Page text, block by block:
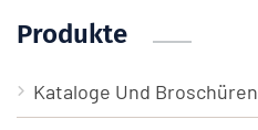
Produkte
Kataloge Und Broschüren